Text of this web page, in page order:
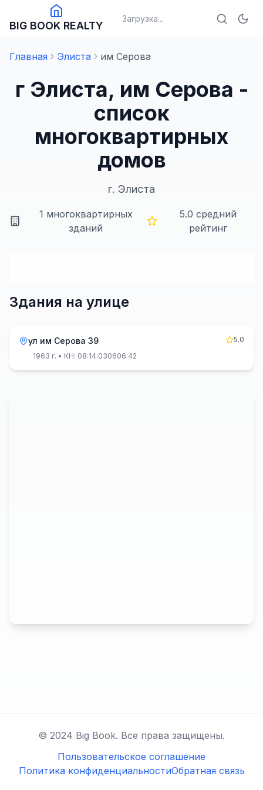
BIG BOOK REALTY
Загрузка...
Главная Элиста им Серова
г Элиста, им Серова -
список
многоквартирных
домов
г. Элиста
1 многоквартирных
зданий
5.0 средний
рейтинг
Здания на улице
ул им Серова 39
5.0
1963 г. • КН: 08:14:030606:42
© 2024 Big Book. Все права защищены.
Пользовательское соглашение
Политика конфиденциальностиОбратная связь